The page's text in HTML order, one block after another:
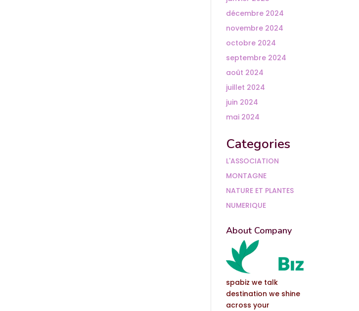
décembre 2024
novembre 2024
octobre 2024
septembre 2024
août 2024
juillet 2024
juin 2024
mai 2024
Categories
L'ASSOCIATION
MONTAGNE
NATURE ET PLANTES
NUMERIQUE
About Company
spabiz we talk
destination we shine
across your